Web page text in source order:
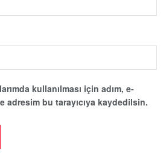
kullanılması için adım, e-
adresim bu tarayıcıya kaydedilsin.